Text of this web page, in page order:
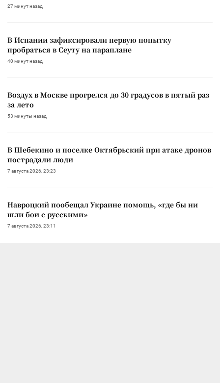
27 минут назад
В Испании зафиксировали первую попытку
пробраться в Сеуту на параплане
40 минут назад
Воздух в Москве прогрелся до 30 градусов в пятый раз
за лето
53 минуты назад
В Шебекино и поселке Октябрьский при атаке дронов
пострадали люди
7 августа 2026, 23:23
Навроцкий пообещал Украине помощь, «где бы ни
шли бои с русскими»
7 августа 2026, 23:11